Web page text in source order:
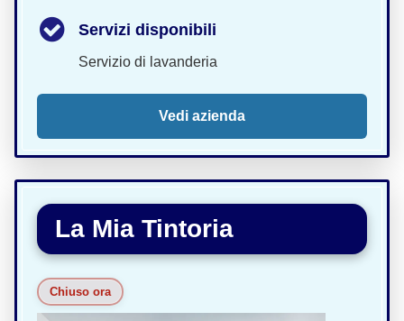
Servizi disponibili
Servizio di lavanderia
Vedi azienda
La Mia Tintoria
Chiuso ora